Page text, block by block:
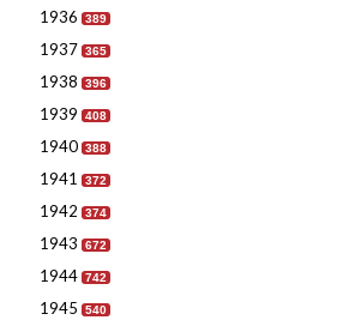
1936 389
1937 365
1938 396
1939 408
1940 388
1941 372
1942 374
1943 672
1944 742
1945 540